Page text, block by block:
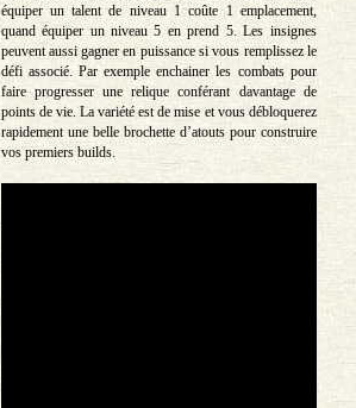
équiper un talent de niveau 1 coûte 1 emplacement,
quand équiper un niveau 5 en prend 5. Les insignes
peuvent aussi gagner en puissance si vous remplissez le
défi associé. Par exemple enchainer les combats pour
faire progresser une relique conférant davantage de
points de vie. La variété est de mise et vous débloquerez
rapidement une belle brochette d’atouts pour construire
vos premiers builds.